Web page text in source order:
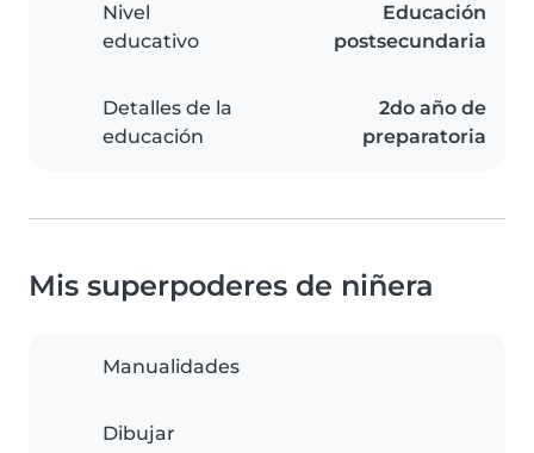
Nivel
educativo
Educación
postsecundaria
Detalles de la
educación
2do año de
preparatoria
Mis superpoderes de niñera
Manualidades
Dibujar